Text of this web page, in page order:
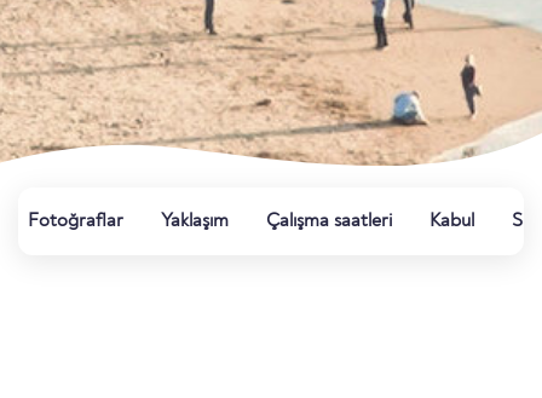
Fotoğraflar Yaklaşım Çalışma saatleri Kabul Su